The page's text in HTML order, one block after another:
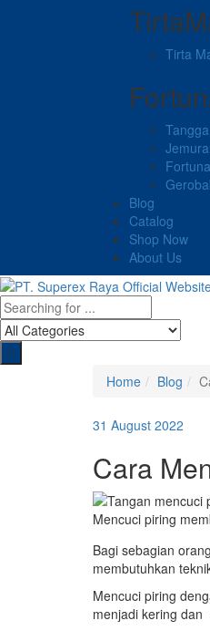
Tirta
Blog
Catalog
Shop Now
About Us
Home Blog
31 August 2022
Cara
Mencuci piring
Bagi sebagian
membutuhkan
Mencuci piring
menjadi kering dan